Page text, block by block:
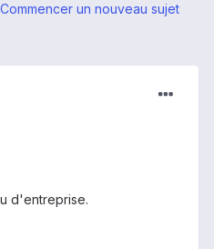
Commencer un nouveau sujet
d'entreprise.